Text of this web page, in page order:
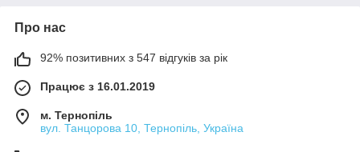
Про нас
92% позитивних з 547 відгуків за рік
Працює з 16.01.2019
м. Тернопіль
вул. Танцорова 10, Тернопіль, Україна